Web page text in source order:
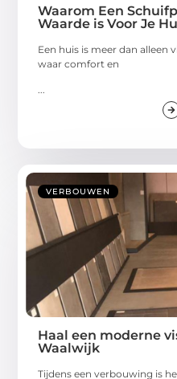
Waarom Een
Waarde is Voor Je
Een huis is meer dan alleen
waar comfort en
...
VERBOUWEN
Haal een moderne
Waalwijk
Tijdens een verbouwing is